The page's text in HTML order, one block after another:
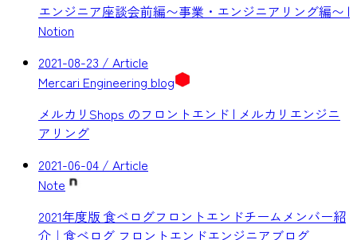
エンジニア座談会前編〜事業・エンジニアリング編〜 |
Notion
2021-08-23 / Article
Mercari Engineering blog
メルカリShops のフロントエンド | メルカリエンジニ
アリング
2021-06-04 / Article
Note
2021年度版 食べログフロントエンドチームメンバー紹
介｜食べログ フロントエンドエンジニアブログ